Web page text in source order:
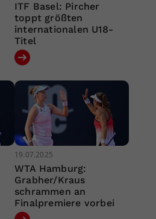
ITF Basel: Pircher
toppt größten
internationalen U18-
Titel
19.07.2025
WTA Hamburg:
Grabher/Kraus
schrammen an
Finalpremiere vorbei